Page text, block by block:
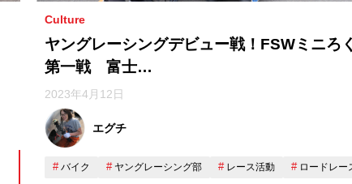
Culture
ヤングレーシングデビュー戦！FSWミニろ
第一戦 富士…
2023年4月12日
エグチ
バイク ヤングレーシング部 レース活動 ロードレー